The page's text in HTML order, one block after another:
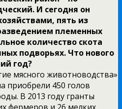
И сегодня он
пять из
племенных
количество скота
подворьях. Что нового
год?
мясного животноводства»
приобрели 450 голов
В 2013 году гранты